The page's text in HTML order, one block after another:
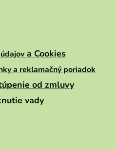
a Cookies
a reklamačný poriadok
od zmluvy
vady